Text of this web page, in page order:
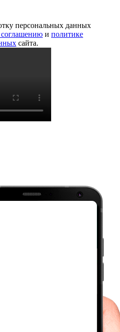
персональных данных
соглашению и политике
сайта.